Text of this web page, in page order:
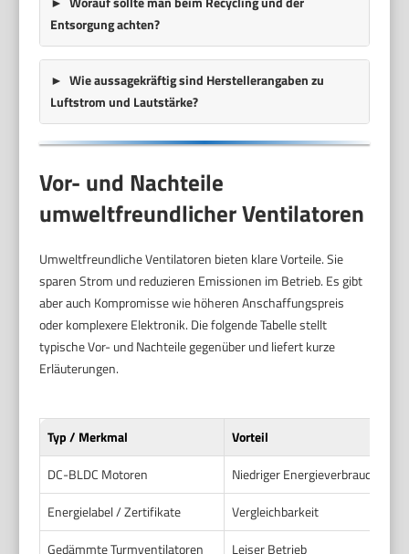
Entsorgung achten?
Wie aussagekräftig sind Herstellerangaben zu
Luftstrom und Lautstärke?
Vor- und Nachteile
umweltfreundlicher Ventilatoren
Umweltfreundliche Ventilatoren bieten klare Vorteile. Sie
sparen Strom und reduzieren Emissionen im Betrieb. Es gibt
aber auch Kompromisse wie höheren Anschaffungspreis
oder komplexere Elektronik. Die folgende Tabelle stellt
typische Vor- und Nachteile gegenüber und liefert kurze
Erläuterungen.
Typ / Merkmal Vorteil
DC-BLDC Motoren
Niedriger Energieverbrauch
Energielabel / Zertifikate
Vergleichbarkeit
Gedämmte Turmventilatoren
Leiser Betrieb